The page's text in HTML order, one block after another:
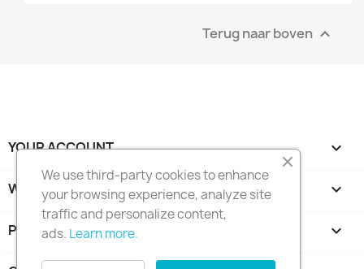
Terug naar boven 
YOUR ACCOUNT 
WINKEL INFORMATIE keyboard_arrow_down
PRODUCTEN 
We use third-party cookies to enhance
your browsing experience, analyze site
traffic and personalize content,
ads. Learn more.